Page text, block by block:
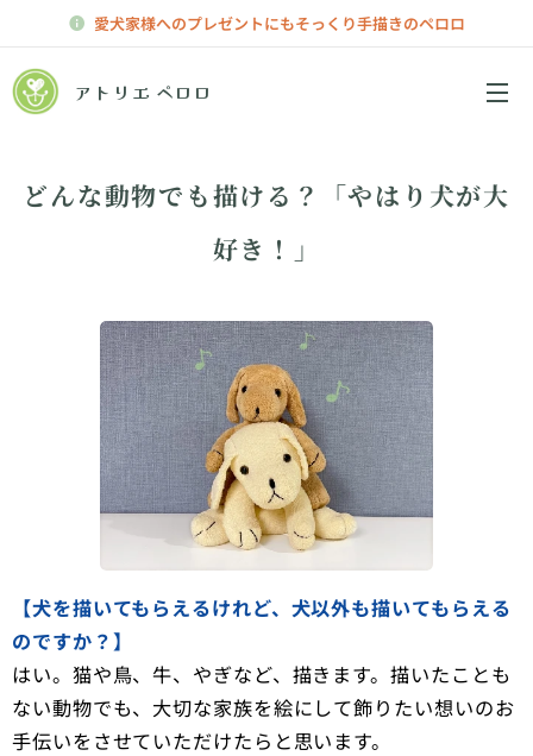
愛犬家様へのプレゼントにもそっくり手描きのペロロ
アトリエ ペロロ
どんな動物でも描ける？「やはり犬が大
好き！」
【犬を描いてもらえるけれど、犬以外も描いてもらえる
のですか？】
はい。猫や鳥、牛、やぎなど、描きます。描いたことも
ない動物でも、大切な家族を絵にして飾りたい想いのお
手伝いをさせていただけたらと思います。